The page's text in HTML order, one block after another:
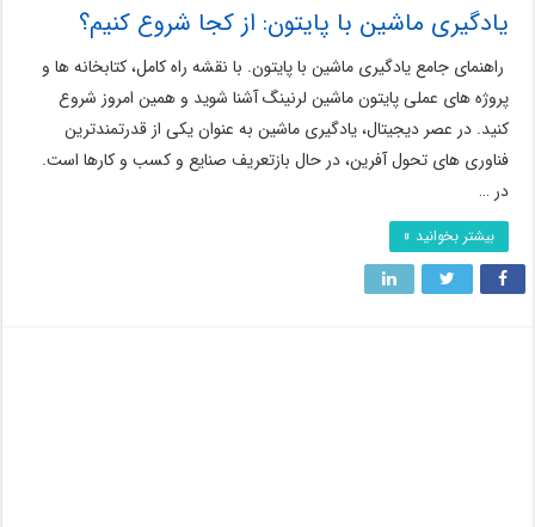
یادگیری ماشین با پایتون: از کجا شروع کنیم؟
راهنمای جامع یادگیری ماشین با پایتون. با نقشه راه کامل، کتابخانه ها و
پروژه های عملی پایتون ماشین لرنینگ آشنا شوید و همین امروز شروع
کنید. در عصر دیجیتال، یادگیری ماشین به عنوان یکی از قدرتمندترین
فناوری های تحول آفرین، در حال بازتعریف صنایع و کسب و کارها است.
در …
بیشتر بخوانید »